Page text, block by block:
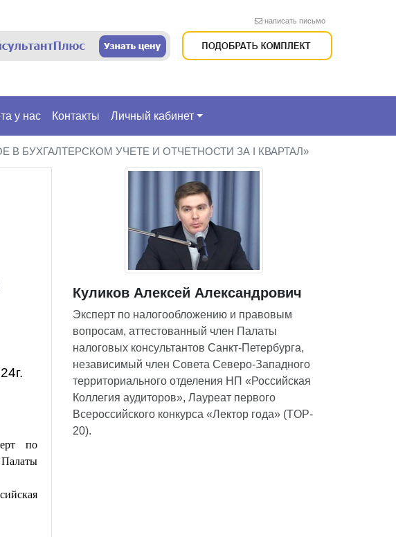
написать письмо
у нас Контакты Личный кабинет
В БУХГАЛТЕРСКОМ УЧЕТЕ И ОТЧЕТНОСТИ ЗА I КВАРТАЛ»
по
Куликов Алексей Александрович
Эксперт по налогообложению и правовым
вопросам, аттестованный член Палаты
налоговых консультантов Санкт-Петербурга,
независимый член Совета Северо-Западного
территориального отделения НП «Российская
Коллегия аудиторов», Лауреат первого
Всероссийского конкурса «Лектор года» (TOP-
20).